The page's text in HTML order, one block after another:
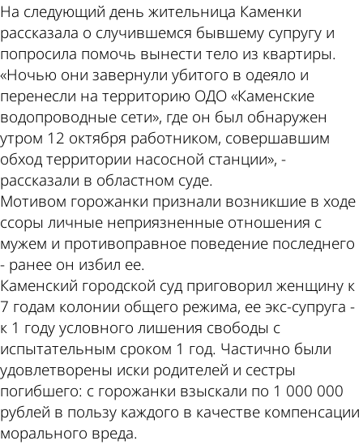
На следующий день жительница Каменки
рассказала о случившемся бывшему супругу и
попросила помочь вынести тело из квартиры.
«Ночью они завернули убитого в одеяло и
перенесли на территорию ОДО «Каменские
водопроводные сети», где он был обнаружен
утром 12 октября работником, совершавшим
обход территории насосной станции», -
рассказали в областном суде.
Мотивом горожанки признали возникшие в ходе
ссоры личные неприязненные отношения с
мужем и противоправное поведение последнего
- ранее он избил ее.
Каменский городской суд приговорил женщину к
7 годам колонии общего режима, ее экс-супруга -
к 1 году условного лишения свободы с
испытательным сроком 1 год. Частично были
удовлетворены иски родителей и сестры
погибшего: с горожанки взыскали по 1 000 000
рублей в пользу каждого в качестве компенсации
морального вреда.